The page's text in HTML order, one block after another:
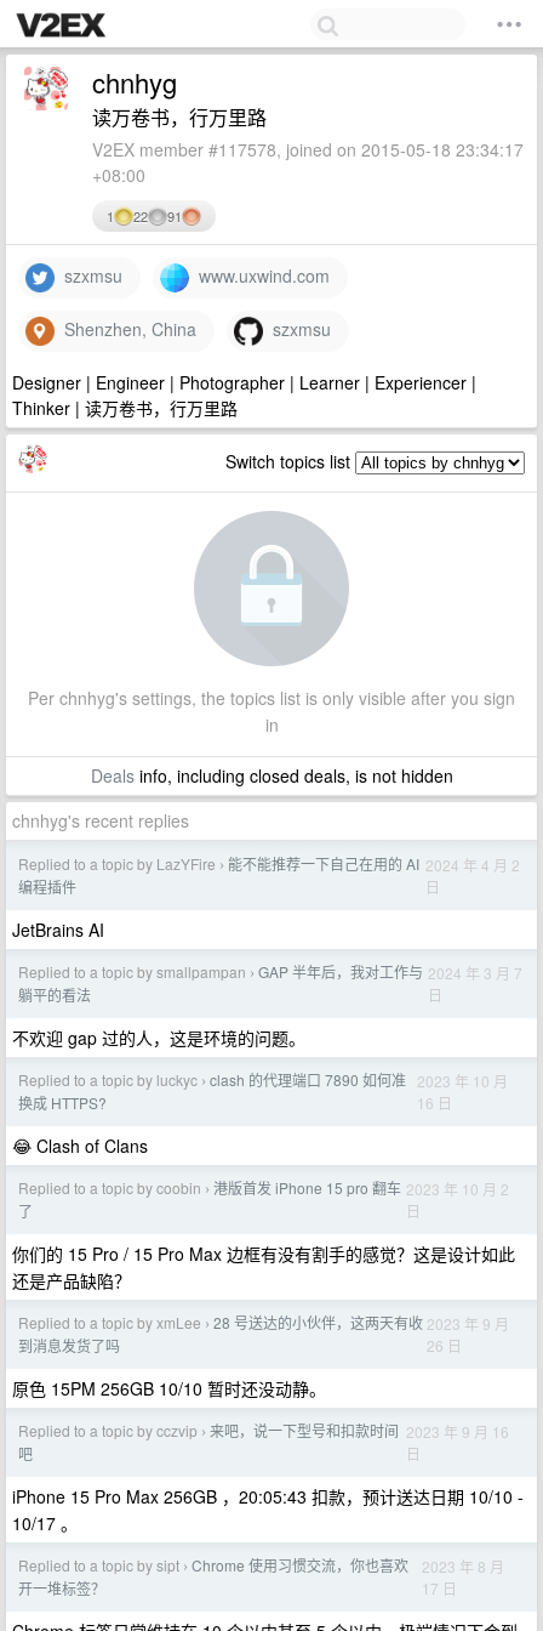
chnhyg
读万卷书，行万里路
V2EX member #117578, joined on 2015-05-18 23:34:17
+08:00
1 22 91
szxmsu www.uxwind.com
Shenzhen, China szxmsu
Designer | Engineer | Photographer | Learner | Experiencer |
Thinker | 读万卷书，行万里路
Switch topics list
Per chnhyg's settings, the topics list is only visible after you sign
in
Dealsinfo, including closed deals, is not hidden
chnhyg's recent replies
Replied to a topic by LazYFire › 能不能推荐一下自己在用的 AI
编程插件
2024 年 4 月 2
日
JetBrains AI
Replied to a topic by smallpampan › GAP 半年后，我对工作与
躺平的看法
2024 年 3 月 7
日
不欢迎 gap 过的人，这是环境的问题。
Replied to a topic by luckyc › clash 的代理端口 7890 如何准
换成 HTTPS?
2023 年 10 月
16 日
😂 Clash of Clans
Replied to a topic by coobin › 港版首发 iPhone 15 pro 翻车
了
2023 年 10 月 2
日
你们的 15 Pro / 15 Pro Max 边框有没有割手的感觉？这是设计如此
还是产品缺陷？
Replied to a topic by xmLee › 28 号送达的小伙伴，这两天有收
到消息发货了吗
2023 年 9 月
26 日
原色 15PM 256GB 10/10 暂时还没动静。
Replied to a topic by cczvip › 来吧，说一下型号和扣款时间
吧
2023 年 9 月 16
日
iPhone 15 Pro Max 256GB ，20:05:43 扣款，预计送达日期 10/10 -
10/17 。
Replied to a topic by sipt › Chrome 使用习惯交流，你也喜欢
开一堆标签？
2023 年 8 月
17 日